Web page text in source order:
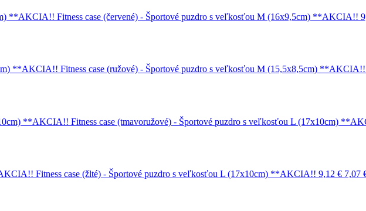
Fitness case (červené) - Športové puzdro s veľkosťou M (16x9,5cm) **AKCIA!!
Fitness case (ružové) - Športové puzdro s veľkosťou M (15,5x8,5cm) **AKCIA!!
Fitness case (tmavoružové) - Športové puzdro s veľkosťou L (17x10cm)
Fitness case (žlté) - Športové puzdro s veľkosťou L (17x10cm) **AKCIA!! 9,12 € 7,07